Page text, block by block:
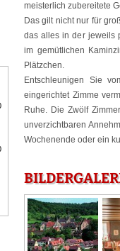
meisterlich zubereitete
Das gilt nicht nur für
das alles in der jeweils
im gemütlichen
Plätzchen.
Entschleunigen Sie
eingerichtet Zimme
Ruhe. Die Zwölf
unverzichtbaren
Wochenende oder ein